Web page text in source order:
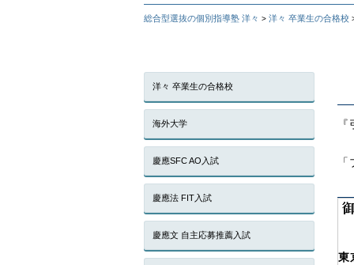
総合型選抜の個別指導塾 洋々 > 洋々 卒業生の合格校
東
洋々 卒業生の合格校
海外大学
慶應SFC AO入試
慶應法 FIT入試
慶應文 自主応募推薦入試